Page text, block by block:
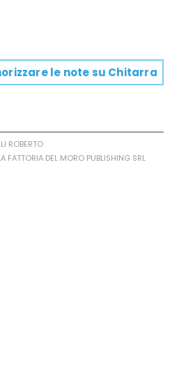
le note su Chitarra
ROBERTO
FATTORIA DEL MORO PUBLISHING SRL